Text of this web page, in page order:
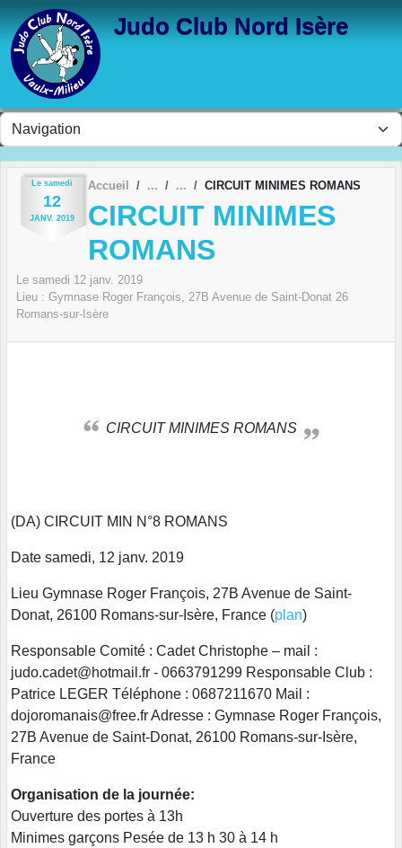
Judo Club Nord Isère
Le samedi
12
JANV. 2019
Accueil CIRCUIT MINIMES ROMANS
CIRCUIT MINIMES
ROMANS
Le samedi 12 janv. 2019
Lieu : Gymnase Roger François, 27B Avenue de Saint-Donat 26
Romans-sur-Isère
CIRCUIT MINIMES ROMANS
(DA) CIRCUIT MIN N°8 ROMANS
Date samedi, 12 janv. 2019
Lieu Gymnase Roger François, 27B Avenue de Saint-
Donat, 26100 Romans-sur-Isère, France (plan)
Responsable Comité : Cadet Christophe – mail :
judo.cadet@hotmail.fr - 0663791299 Responsable Club :
Patrice LEGER Téléphone : 0687211670 Mail :
dojoromanais@free.fr Adresse : Gymnase Roger François,
27B Avenue de Saint-Donat, 26100 Romans-sur-Isère,
France
Organisation de la journée:
Ouverture des portes à 13h
Minimes garçons Pesée de 13 h 30 à 14 h
Panneau de gestion des cookies